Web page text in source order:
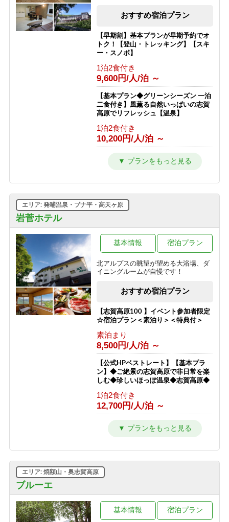
おすすめ宿泊プラン
【早期割】基本プランが早期予約でオ
トク！【登山・トレッキング】【スキ
ー・スノボ】
1泊2食付き
9,600円/人/泊 ～
【基本プラン◆グリーンシーズン 一泊
二食付き】風薫る自然いっぱいの志賀
高原でリフレッシュ【温泉】
1泊2食付き
10,200円/人/泊 ～
【スキー＆スノボを楽しむ 冬の基本プ
ラン★一泊二食付】GWまで滑走可
10,100円/人/泊 ～
を満喫！【一人旅】
1泊2食付き
13,400円/人/泊 ～
【朝食付プラン】23時までチェックイ
ンOK! 山里朝食と天然かけ流し温泉
【志賀高原】
朝食のみ
6,800円/人/泊 ～
【横手山スカイレーター】チケット付
きプラン★標高2307ｍから志賀高原を
一望「日本最高所の動く歩道」
1泊2食付き
12,300円/人/泊 ～
【ホタル鑑賞】日本一のゲンジボタル
の幻想的な乱舞をこの夏の思い出に！
【星空観賞】【１泊２食付き】
1泊2食付き
の自然の中で暮らすように過ごす【貸
切風呂付】【2食付連泊プラン】
99,999円/人/泊 ～
真夏でも快適！「真の避暑地・志賀高
岩菅ホテル
エリア: 発哺温泉・ブナ平・高天ヶ原
北アルプスの眺望が望める大浴場、ダ
イニングルームが自慢です！
基本情報 宿泊プラン
おすすめ宿泊プラン
【志賀高原100 】イベント参加者限定
☆宿泊プラン＜素泊り＞＜特典付＞
素泊まり
8,500円/人/泊 ～
【公式HPベストレート】【基本プラ
ン】◆ご絶景の志賀高原で非日常を楽
しむ◆珍しいほっぽ温泉◆志賀高原◆
1泊2食付き
12,700円/人/泊 ～
【公式ベストレート】【エコプラン・
一泊二食付】アメニティ無しでお得で
テル
12,300円/人/泊 ～
賀高原で非日常を楽しむ◆珍しいほっ
ぽ温泉◆志賀高原◆
ブルーエ
エリア: 焼額山・奥志賀高原
基本情報 宿泊プラン